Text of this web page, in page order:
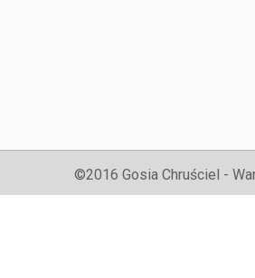
©2016 Gosia Chruściel -